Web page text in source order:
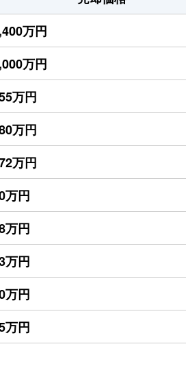
万円
万円
万円
万円
万円
万円
万円
万円
万円
万円